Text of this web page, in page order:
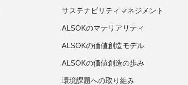
サステナビリティマネジメント
ALSOKのマテリアリティ
ALSOKの価値創造モデル
ALSOKの価値創造の歩み
環境課題への取り組み